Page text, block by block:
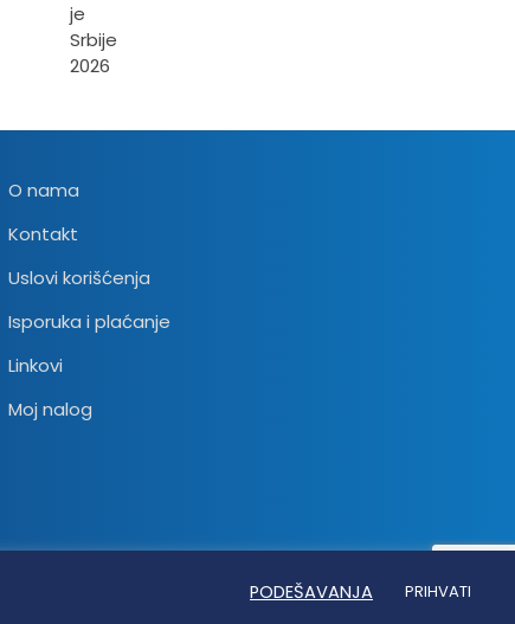
O nama
Kontakt
Uslovi korišćenja
Isporuka i plaćanje
Linkovi
Moj nalog
PODEŠAVANJA PRIHVATI